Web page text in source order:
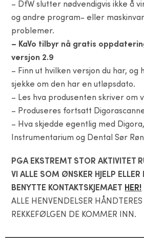
– DfW slutter nødvendigvis ikke å
og andre program- eller
problemer.
– KaVo tilbyr nå gratis
versjon 2.9
– Finn ut hvilken versjon du har, og
sjekke om den har en utløpsdato.
– Les hva produsenten skriver om
– Produseres fortsatt
– Hva skjedde egentlig med
Instrumentarium og Dental Sør
PGA EKSTREMT STOR AKTIVITET
VI ALLE SOM ØNSKER HJELP
BENYTTE KONTAKTSKJEMAET
HER!
ALLE HENVENDELSER HÅNDTERES
REKKEFØLGEN DE KOMMER INN.